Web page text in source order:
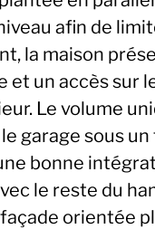
afin de
la maison
et un accès sur
Le volume
garage sous
bonne
le reste du
orientée